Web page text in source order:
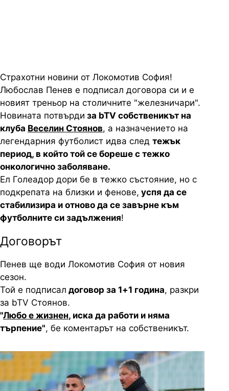
Страхотни новини от Локомотив София!
Любослав Пенев е подписал договора си и е
новият треньор на столичните "железничари".
Новината потвърди за bTV собственикът на
клуба Веселин Стоянов, а назначението на
легендарния футболист идва след тежък
период, в който той се бореше с тежко
онкологично заболяване.
Ел Голеадор дори бе в тежко състояние, но с
подкрепата на близки и фенове, успя да се
стабилизира и отново да се завърне към
футболните си задължения!
Договорът
Пенев ще води Локомотив София от новия
сезон.
Той е подписал договор за 1+1 година, разкри
за bTV Стоянов.
"Любо е жизнен, иска да работи и няма
търпение", бе коментарът на собственикът.